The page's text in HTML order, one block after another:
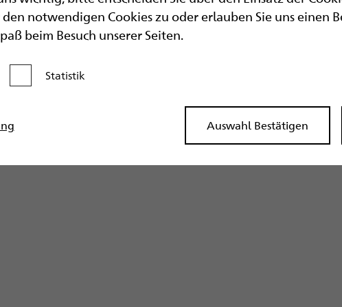
notwendigen Cookies zu oder erlauben Sie uns einen
beim Besuch unserer Seiten.
Statistik
Auswahl Bestätigen